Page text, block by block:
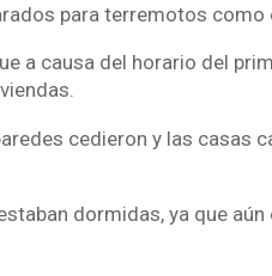
para terremotos como
a causa del horario del
cedieron y las casas
dormidas, ya que